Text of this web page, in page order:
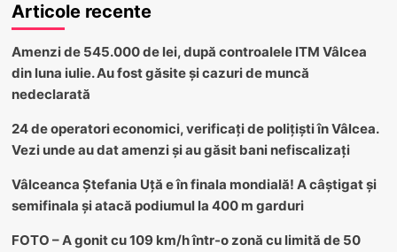
Articole recente
Amenzi de 545.000 de lei, după controalele ITM Vâlcea
din luna iulie. Au fost găsite și cazuri de muncă
nedeclarată
24 de operatori economici, verificați de polițiști în Vâlcea.
Vezi unde au dat amenzi și au găsit bani nefiscalizați
Vâlceanca Ștefania Uță e în finala mondială! A câștigat și
semifinala și atacă podiumul la 400 m garduri
FOTO – A gonit cu 109 km/h într-o zonă cu limită de 50